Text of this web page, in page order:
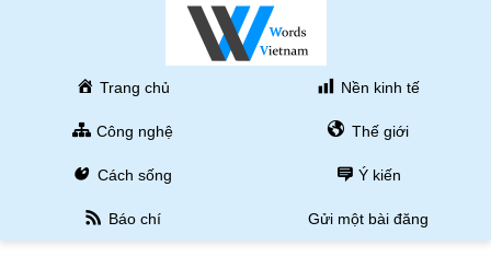
Trang chủ Nền kinh tế
Công nghệ Thế giới
Cách sống Ý kiến
Báo chí Gửi một bài đăng